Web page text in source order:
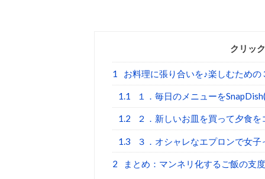
クリッ
1 お料理に張り合いを♪楽しむための
1.1 １．毎日のメニューを
1.2 ２．新しいお皿を買って夕食
1.3 ３．オシャレなエプロンで女
2 まとめ：マンネリ化するご飯の支